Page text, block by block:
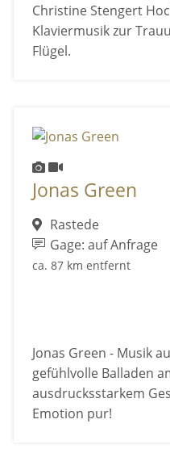
Christine Stengert
Klaviermusik zur
Flügel.
Jonas Green
Rastede
Gage: auf Anfrage
ca. 87 km entfernt
Jonas Green - Musik
gefühlvolle Balladen
ausdrucksstarkem
Emotion pur!